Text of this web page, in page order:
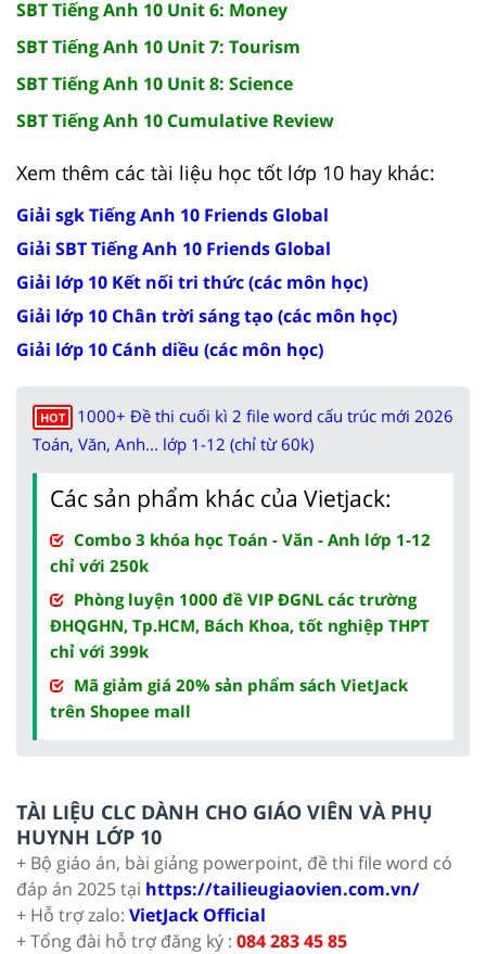
SBT Tiếng Anh 10 Unit 6: Money
SBT Tiếng Anh 10 Unit 7: Tourism
SBT Tiếng Anh 10 Unit 8: Science
SBT Tiếng Anh 10 Cumulative Review
Xem thêm các tài liệu học tốt lớp 10 hay khác:
Giải sgk Tiếng Anh 10 Friends Global
Giải SBT Tiếng Anh 10 Friends Global
Giải lớp 10 Kết nối tri thức (các môn học)
Giải lớp 10 Chân trời sáng tạo (các môn học)
Giải lớp 10 Cánh diều (các môn học)
HOT
1000+ Đề thi cuối kì 2 file word cấu trúc mới 2026
Toán, Văn, Anh... lớp 1-12 (chỉ từ 60k)
Các sản phẩm khác của Vietjack:
Combo 3 khóa học Toán - Văn - Anh lớp 1-12
chỉ với 250k
Phòng luyện 1000 đề VIP ĐGNL các trường
ĐHQGHN, Tp.HCM, Bách Khoa, tốt nghiệp THPT
chỉ với 399k
Mã giảm giá 20% sản phẩm sách VietJack
trên Shopee mall
TÀI LIỆU CLC DÀNH CHO GIÁO VIÊN VÀ PHỤ
HUYNH LỚP 10
+ Bộ giáo án, bài giảng powerpoint, đề thi file word có
đáp án 2025 tại https://tailieugiaovien.com.vn/
+ Hỗ trợ zalo: VietJack Official
+ Tổng đài hỗ trợ đăng ký : 084 283 45 85